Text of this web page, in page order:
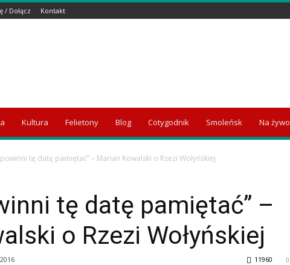
/ Dołącz Kontakt
Kultura Felietony Blog Cotygodnik Smoleńsk Na żywo
tę datę pamiętać” – Marian Kowalski o Rzezi Wołyńskiej
tę datę pamiętać” –
o Rzezi Wołyńskiej
11960